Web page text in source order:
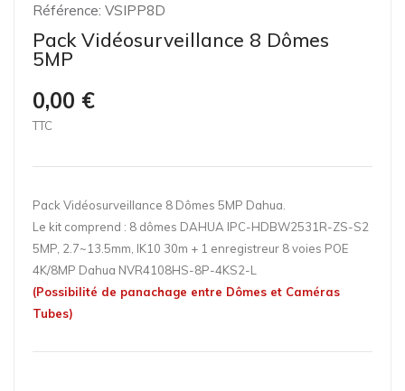
Référence: VSIPP8D
Pack Vidéosurveillance 8 Dômes
5MP
0,00 €
TTC
Pack Vidéosurveillance 8 Dômes 5MP Dahua.
Le kit comprend : 8 dômes DAHUA IPC-HDBW2531R-ZS-S2
5MP, 2.7~13.5mm, IK10 30m + 1 enregistreur 8 voies POE
4K/8MP Dahua NVR4108HS-8P-4KS2-L
(Possibilité de panachage entre Dômes et Caméras
Tubes)